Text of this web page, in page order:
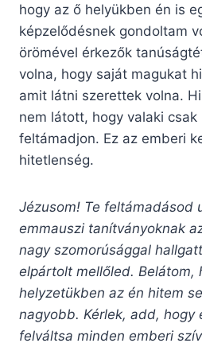
hogy az ő helyükben én is
képzelődésnek gondoltam
örömével érkezők
volna, hogy saját magukat
amit látni szerettek volna.
nem látott, hogy valaki csak
feltámadjon. Ez az emberi
hitetlenség.
Jézusom! Te feltámadásod
emmauszi tanítványoknak
nagy szomorúsággal
elpártolt mellőled. Belátom,
helyzetükben az én hitem
nagyobb. Kérlek, add, hogy
felváltsa minden emberi